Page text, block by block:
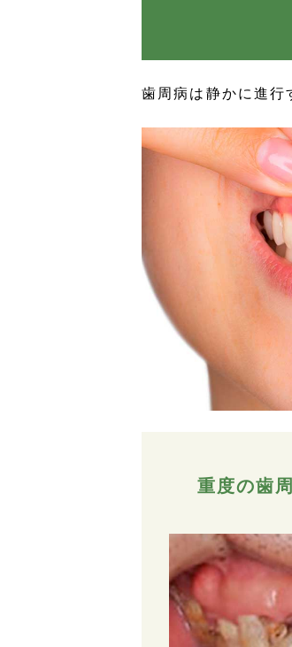
歯周病は静かに進行
重度の歯